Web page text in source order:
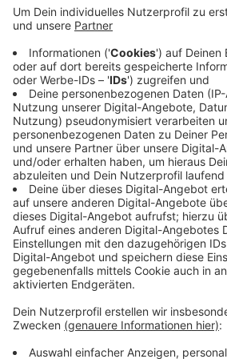
Anzeige
Bei der Aktion war die L699 für den
gesperrt worden. Die Menschen
Fahrrädern und anderen rollenden
Fortbewegungsmitteln auf der
"Ennepetal auf Rollen und Rädern"
unfallfrei, das Deutsche Rote Kreuz
einmal ein Pflaster verteilen
Anzeige
Anzeige